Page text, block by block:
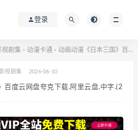
登录
视剧集 > 动漫卡通 > 动画动漫《日本三国》百度云网盘夸克下载.阿里云盘.中字.(2026)
影视剧集 2026-06-10
百度云网盘夸克下载.阿里云盘.中字.(2